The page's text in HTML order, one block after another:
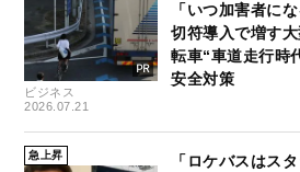
ビジネス
2026.07.21
「いつ加害者に
切符導入で増す
転車“車道走行時
安全対策
急上昇
「ロケバスはス